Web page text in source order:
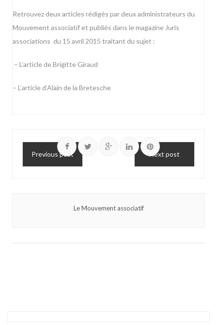
Retrouvez deux articles rédigés par deux administrateurs du
Mouvement associatif et publiés dans le magazine Juris
associations du 15 avril 2015 traitant du sujet :
– L’article de Brigitte Giraud
– L’article d’Alain de la Bretesche
Previous post Next post
Le Mouvement associatif